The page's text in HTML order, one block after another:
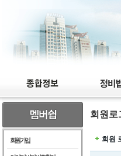
회원가입
회원로
회원